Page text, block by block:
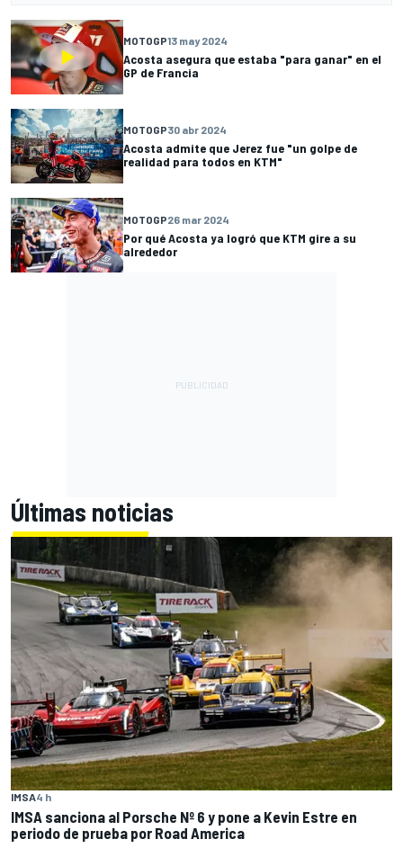
MOTOGP13 may 2024
Acosta asegura que estaba "para ganar" en el
GP de Francia
MOTOGP30 abr 2024
Acosta admite que Jerez fue "un golpe de
realidad para todos en KTM"
MOTOGP26 mar 2024
Por qué Acosta ya logró que KTM gire a su
alrededor
Últimas noticias
IMSA4 h
IMSA sanciona al Porsche Nº 6 y pone a Kevin Estre en
periodo de prueba por Road America